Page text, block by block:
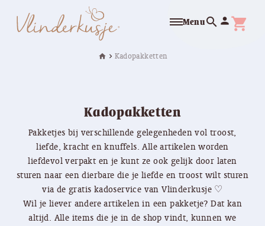
Menusearch person shopping_cart
home chevron_right Kadopakketten
Kadopakketten
Pakketjes bij verschillende gelegenheden vol troost,
liefde, kracht en knuffels. Alle artikelen worden
liefdevol verpakt en je kunt ze ook gelijk door laten
sturen naar een dierbare die je liefde en troost wilt sturen
via de gratis kadoservice van Vlinderkusje ♡
Wil je liever andere artikelen in een pakketje? Dat kan
altijd. Alle items die je in de shop vindt, kunnen we